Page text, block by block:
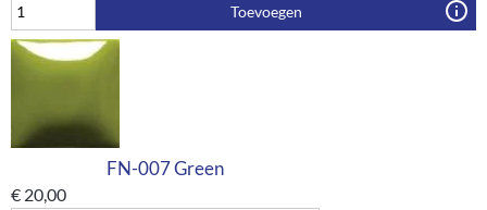
Toevoegen
FN-007 Green
€ 20,00